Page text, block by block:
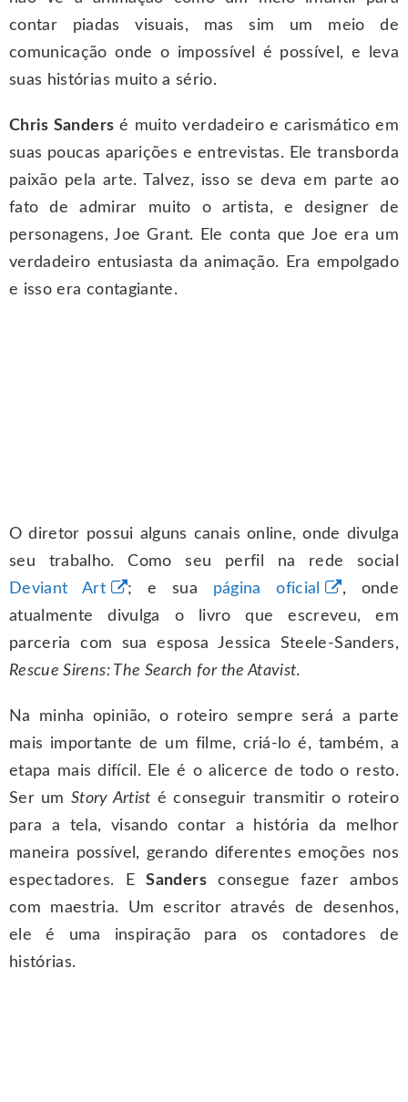
contar piadas visuais, mas sim um meio de
comunicação onde o impossível é possível, e leva
suas histórias muito a sério.
Chris Sanders é muito verdadeiro e carismático em
suas poucas aparições e entrevistas. Ele transborda
paixão pela arte. Talvez, isso se deva em parte ao
fato de admirar muito o artista, e designer de
personagens, Joe Grant. Ele conta que Joe era um
verdadeiro entusiasta da animação. Era empolgado
e isso era contagiante.
O diretor possui alguns canais online, onde divulga
seu trabalho. Como seu perfil na rede social
Deviant Art
; e sua página oficial
, onde
atualmente divulga o livro que escreveu, em
parceria com sua esposa Jessica Steele-Sanders,
Rescue Sirens: The Search for the Atavist.
Na minha opinião, o roteiro sempre será a parte
mais importante de um filme, criá-lo é, também, a
etapa mais difícil. Ele é o alicerce de todo o resto.
Ser um Story Artist é conseguir transmitir o roteiro
para a tela, visando contar a história da melhor
maneira possível, gerando diferentes emoções nos
espectadores. ESandersconsegue fazer ambos
com maestria. Um escritor através de desenhos,
ele é uma inspiração para os contadores de
histórias.